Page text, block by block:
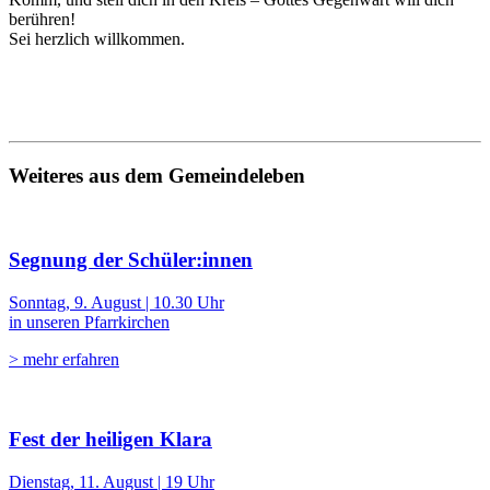
berühren!
Sei herzlich willkommen.
Weiteres aus dem Gemeindeleben
Segnung der Schüler:innen
Sonntag, 9. August | 10.30 Uhr
in unseren Pfarrkirchen
> mehr erfahren
Fest der heiligen Klara
Dienstag, 11. August | 19 Uhr